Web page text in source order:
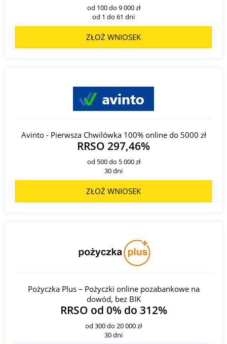
od 100 do 9 000 zł
od 1 do 61 dni
ZŁOŻ WNIOSEK
Avinto - Pierwsza Chwilówka 100% online do 5000 zł
RRSO 297,46%
od 500 do 5 000 zł
30 dni
ZŁOŻ WNIOSEK
Pożyczka Plus – Pożyczki online pozabankowe na
dowód, bez BIK
RRSO od 0% do 312%
od 300 do 20 000 zł
30 dni